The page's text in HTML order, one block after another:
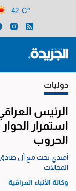
42 C°
دوليات
الرئيس
استمرار
الحروب
آميدي بحث مع آل صادق
المجالات
وكالة الأنباء العراقية